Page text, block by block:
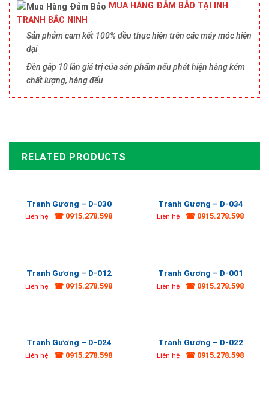
MUA HÀNG ĐẢM BẢO TẠI INH
TRANH BẮC NINH
Sản phảm cam kết 100% đều thực hiện trên các máy móc hiện
đại
Đền gấp 10 lần giá trị của sản phẩm nếu phát hiện hàng kém
chất lượng, hàng đểu
RELATED PRODUCTS
Tranh Gương – D-030
Liên hệ ☎ 0915.278.598
Tranh Gương – D-034
Liên hệ ☎ 0915.278.598
Tranh Gương – D-012
Liên hệ ☎ 0915.278.598
Tranh Gương – D-001
Liên hệ ☎ 0915.278.598
Tranh Gương – D-024
Liên hệ ☎ 0915.278.598
Tranh Gương – D-022
Liên hệ ☎ 0915.278.598